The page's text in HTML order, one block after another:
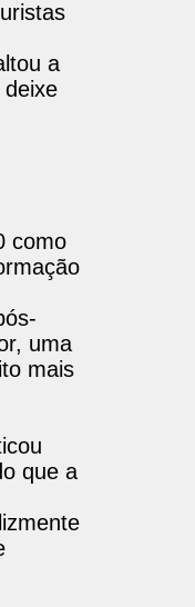
a
como
uma
mais
que a